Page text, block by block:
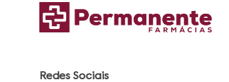
Redes Sociais